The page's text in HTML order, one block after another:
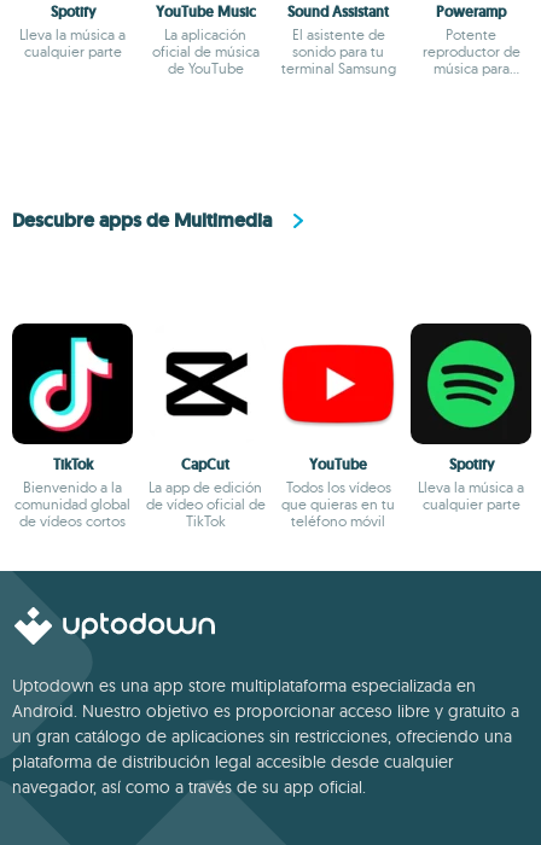
Spotify
Lleva la música a
cualquier parte
YouTube Music
La aplicación
oficial de música
de YouTube
Sound Assistant
El asistente de
sonido para tu
terminal Samsung
Poweramp
Potente
reproductor de
música para
Descubre apps de Multimedia
TikTok
Bienvenido a la
comunidad global
de vídeos cortos
CapCut
La app de edición
de vídeo oficial de
TikTok
YouTube
Todos los vídeos
que quieras en tu
teléfono móvil
Spotify
Lleva la música a
cualquier parte
Uptodown es una app store multiplataforma especializada en
Android. Nuestro objetivo es proporcionar acceso libre y gratuito a
un gran catálogo de aplicaciones sin restricciones, ofreciendo una
plataforma de distribución legal accesible desde cualquier
navegador, así como a través de su app oficial.